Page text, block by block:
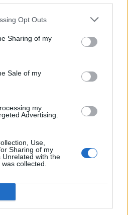
Opt Outs
Sharing of my
Sale of my
my
Advertising.
Use,
Sharing of my
Unrelated with the
collected.